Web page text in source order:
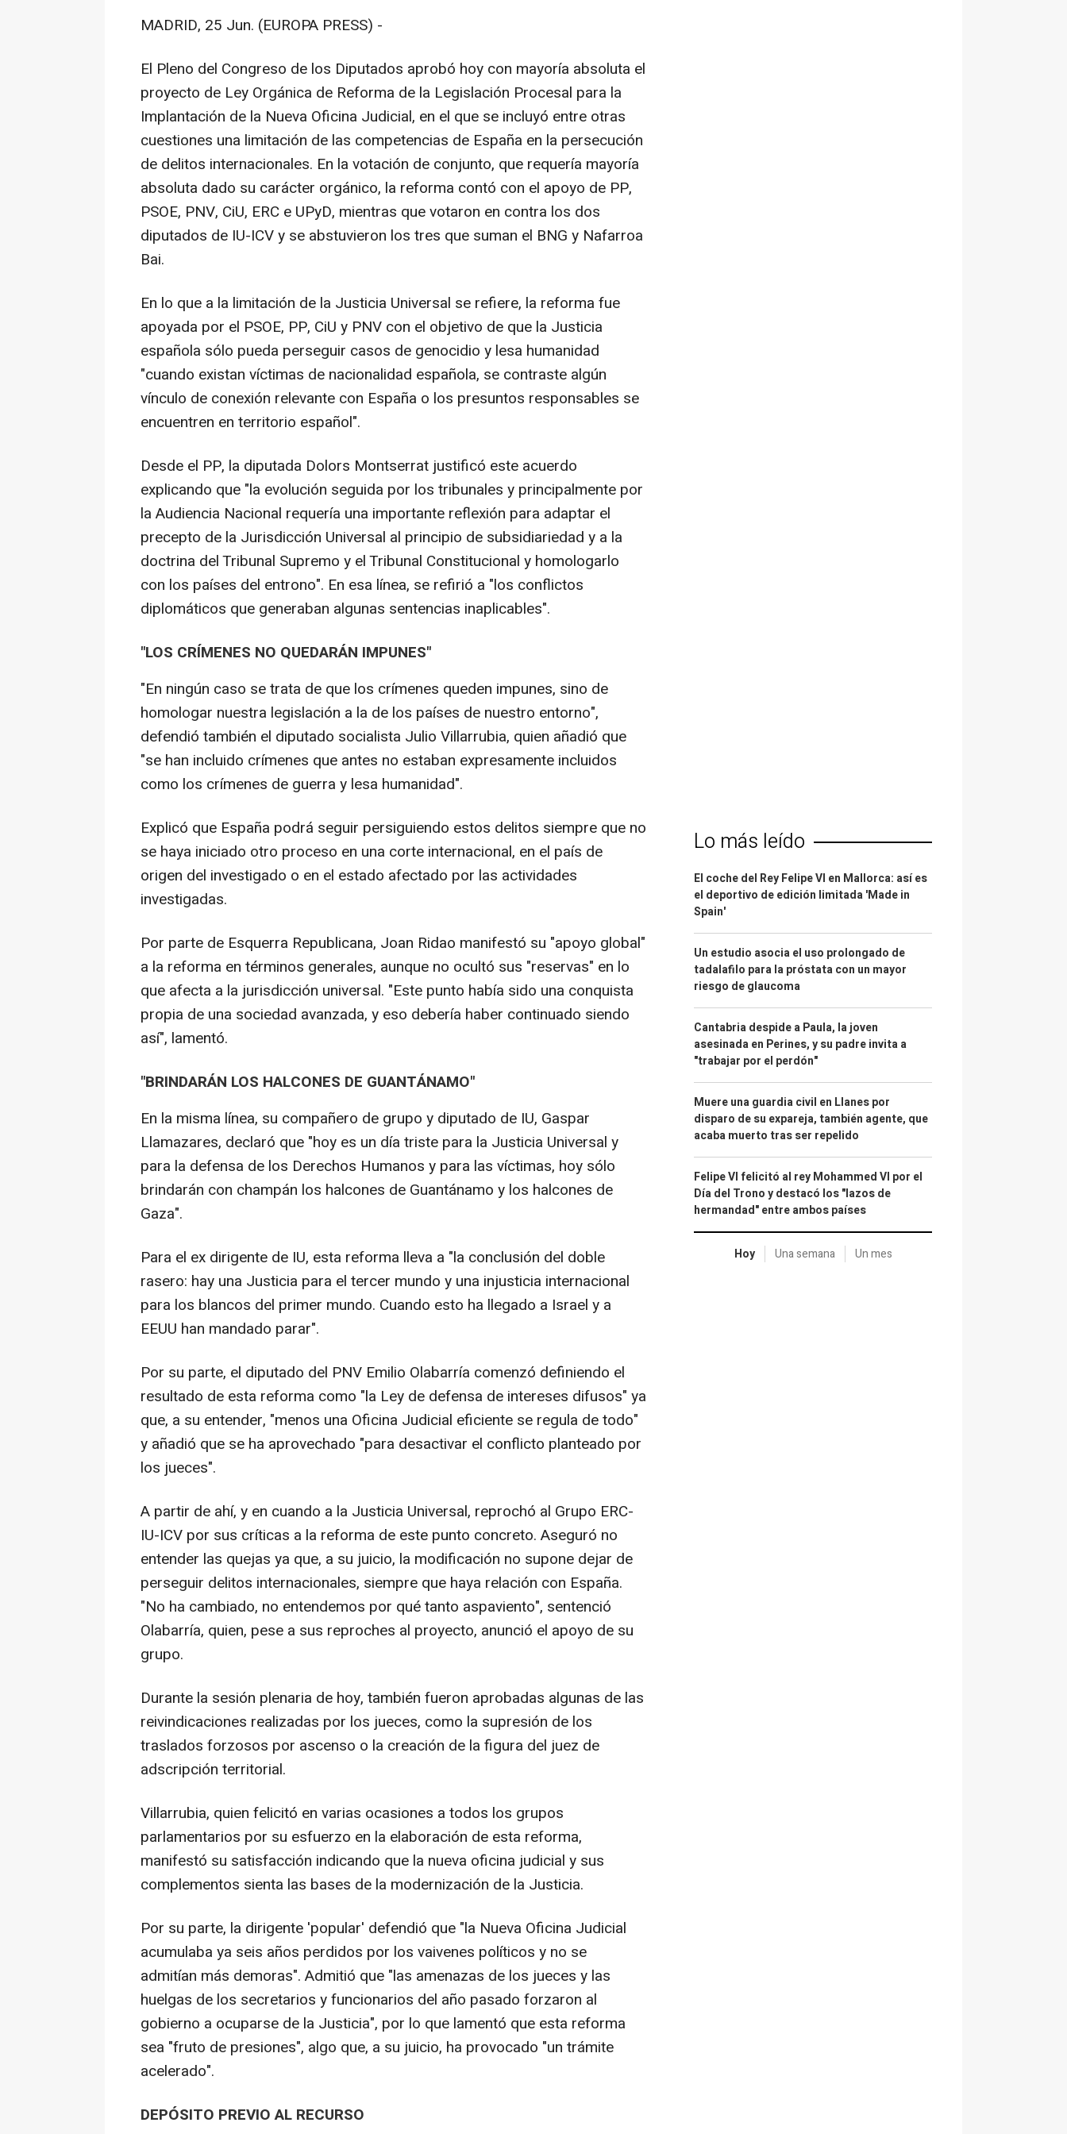
MADRID, 25 Jun. (EUROPA PRESS) -
El Pleno del Congreso de los Diputados aprobó hoy con mayoría absoluta el
proyecto de Ley Orgánica de Reforma de la Legislación Procesal para la
Implantación de la Nueva Oficina Judicial, en el que se incluyó entre otras
cuestiones una limitación de las competencias de España en la persecución
de delitos internacionales. En la votación de conjunto, que requería mayoría
absoluta dado su carácter orgánico, la reforma contó con el apoyo de PP,
PSOE, PNV, CiU, ERC e UPyD, mientras que votaron en contra los dos
diputados de IU-ICV y se abstuvieron los tres que suman el BNG y Nafarroa
Bai.
En lo que a la limitación de la Justicia Universal se refiere, la reforma fue
apoyada por el PSOE, PP, CiU y PNV con el objetivo de que la Justicia
española sólo pueda perseguir casos de genocidio y lesa humanidad
"cuando existan víctimas de nacionalidad española, se contraste algún
vínculo de conexión relevante con España o los presuntos responsables se
encuentren en territorio español".
Desde el PP, la diputada Dolors Montserrat justificó este acuerdo
explicando que "la evolución seguida por los tribunales y principalmente por
la Audiencia Nacional requería una importante reflexión para adaptar el
precepto de la Jurisdicción Universal al principio de subsidiariedad y a la
doctrina del Tribunal Supremo y el Tribunal Constitucional y homologarlo
con los países del entrono". En esa línea, se refirió a "los conflictos
diplomáticos que generaban algunas sentencias inaplicables".
"LOS CRÍMENES NO QUEDARÁN IMPUNES"
"En ningún caso se trata de que los crímenes queden impunes, sino de
homologar nuestra legislación a la de los países de nuestro entorno",
defendió también el diputado socialista Julio Villarrubia, quien añadió que
"se han incluido crímenes que antes no estaban expresamente incluidos
como los crímenes de guerra y lesa humanidad".
Explicó que España podrá seguir persiguiendo estos delitos siempre que no
se haya iniciado otro proceso en una corte internacional, en el país de
origen del investigado o en el estado afectado por las actividades
investigadas.
Por parte de Esquerra Republicana, Joan Ridao manifestó su "apoyo global"
a la reforma en términos generales, aunque no ocultó sus "reservas" en lo
que afecta a la jurisdicción universal. "Este punto había sido una conquista
propia de una sociedad avanzada, y eso debería haber continuado siendo
así", lamentó.
"BRINDARÁN LOS HALCONES DE GUANTÁNAMO"
En la misma línea, su compañero de grupo y diputado de IU, Gaspar
Llamazares, declaró que "hoy es un día triste para la Justicia Universal y
para la defensa de los Derechos Humanos y para las víctimas, hoy sólo
brindarán con champán los halcones de Guantánamo y los halcones de
Gaza".
Para el ex dirigente de IU, esta reforma lleva a "la conclusión del doble
rasero: hay una Justicia para el tercer mundo y una injusticia internacional
para los blancos del primer mundo. Cuando esto ha llegado a Israel y a
EEUU han mandado parar".
Por su parte, el diputado del PNV Emilio Olabarría comenzó definiendo el
resultado de esta reforma como "la Ley de defensa de intereses difusos" ya
que, a su entender, "menos una Oficina Judicial eficiente se regula de todo"
y añadió que se ha aprovechado "para desactivar el conflicto planteado por
los jueces".
A partir de ahí, y en cuando a la Justicia Universal, reprochó al Grupo ERC-
IU-ICV por sus críticas a la reforma de este punto concreto. Aseguró no
entender las quejas ya que, a su juicio, la modificación no supone dejar de
perseguir delitos internacionales, siempre que haya relación con España.
"No ha cambiado, no entendemos por qué tanto aspaviento", sentenció
Olabarría, quien, pese a sus reproches al proyecto, anunció el apoyo de su
grupo.
Durante la sesión plenaria de hoy, también fueron aprobadas algunas de las
reivindicaciones realizadas por los jueces, como la supresión de los
traslados forzosos por ascenso o la creación de la figura del juez de
adscripción territorial.
Villarrubia, quien felicitó en varias ocasiones a todos los grupos
parlamentarios por su esfuerzo en la elaboración de esta reforma,
manifestó su satisfacción indicando que la nueva oficina judicial y sus
complementos sienta las bases de la modernización de la Justicia.
Por su parte, la dirigente 'popular' defendió que "la Nueva Oficina Judicial
acumulaba ya seis años perdidos por los vaivenes políticos y no se
admitían más demoras". Admitió que "las amenazas de los jueces y las
huelgas de los secretarios y funcionarios del año pasado forzaron al
gobierno a ocuparse de la Justicia", por lo que lamentó que esta reforma
sea "fruto de presiones", algo que, a su juicio, ha provocado "un trámite
acelerado".
DEPÓSITO PREVIO AL RECURSO
Lo más leído
El coche del Rey Felipe VI en Mallorca: así es
el deportivo de edición limitada 'Made in
Spain'
Un estudio asocia el uso prolongado de
tadalafilo para la próstata con un mayor
riesgo de glaucoma
Cantabria despide a Paula, la joven
asesinada en Perines, y su padre invita a
"trabajar por el perdón"
Muere una guardia civil en Llanes por
disparo de su expareja, también agente, que
acaba muerto tras ser repelido
Felipe VI felicitó al rey Mohammed VI por el
Día del Trono y destacó los "lazos de
hermandad" entre ambos países
Hoy Una semana Un mes